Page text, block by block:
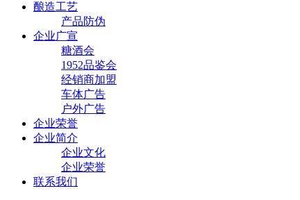
酿造工艺
产品防伪
企业广宣
糖酒会
1952品鉴会
经销商加盟
车体广告
户外广告
企业荣誉
企业简介
企业文化
企业荣誉
联系我们